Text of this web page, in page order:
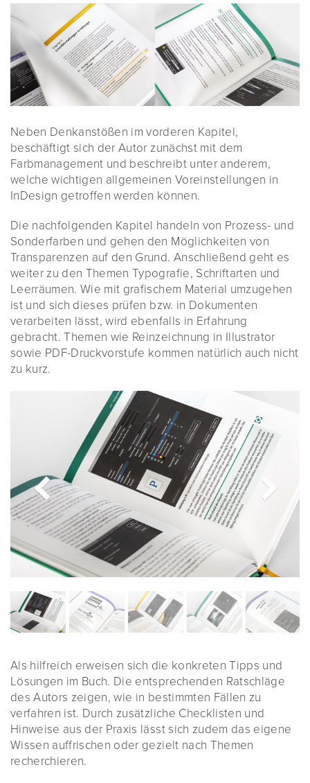
Neben Denkanstößen im vorderen Kapitel,
beschäftigt sich der Autor zunächst mit dem
Farbmanagement und beschreibt unter anderem,
welche wichtigen allgemeinen Voreinstellungen in
InDesign getroffen werden können.
Die nachfolgenden Kapitel handeln von Prozess- und
Sonderfarben und gehen den Möglichkeiten von
Transparenzen auf den Grund. Anschließend geht es
weiter zu den Themen Typografie, Schriftarten und
Leerräumen. Wie mit grafischem Material umzugehen
ist und sich dieses prüfen bzw. in Dokumenten
verarbeiten lässt, wird ebenfalls in Erfahrung
gebracht. Themen wie Reinzeichnung in Illustrator
sowie PDF-Druckvorstufe kommen natürlich auch nicht
zu kurz.
Als hilfreich erweisen sich die konkreten Tipps und
Lösungen im Buch. Die entsprechenden Ratschläge
des Autors zeigen, wie in bestimmten Fällen zu
verfahren ist. Durch zusätzliche Checklisten und
Hinweise aus der Praxis lässt sich zudem das eigene
Wissen auffrischen oder gezielt nach Themen
recherchieren.